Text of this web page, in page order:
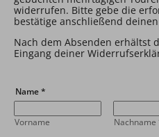
widerrufen. Bitte gebe die
bestätige anschließend
Nach dem Absenden erhältst
Eingang deiner
Name*
Vorname Nachname